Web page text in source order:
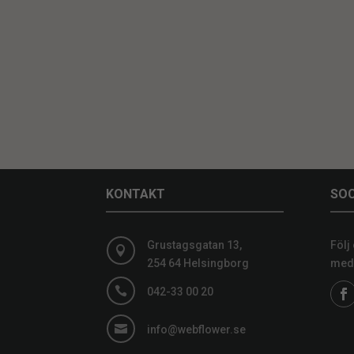
KONTAKT

Grustagsgatan 13,
254 64 Helsingborg
 042-33 00 20
 info@webflower.se
Följ